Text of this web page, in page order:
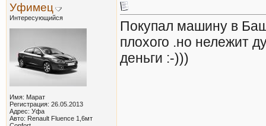
Уфимец
Интересующийся
Имя: Марат
Регистрация: 26.05.2013
Адрес: Уфа
Авто: Renault Fluence 1,6мт
Покупал машину в
плохого .но нележит
деньги :-)))